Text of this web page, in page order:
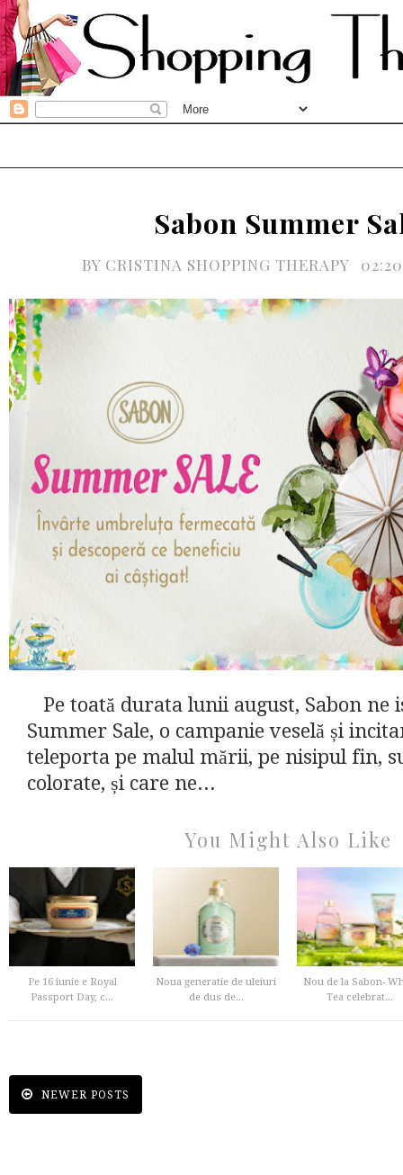
Sabon Summer
BY CRISTINA SHOPPING THERAPY
Pe toată durata lunii august, Sabon ne
Summer Sale, o campanie veselă și
teleporta pe malul mării, pe nisipul fin,
colorate, și care ne...
You Might Also Like
Pe 16 iunie e Royal
Passport Day, c...
Noua generatie de uleiuri
de dus de...
Nou de la Sabon-
Tea celebrat...
NEWER POSTS